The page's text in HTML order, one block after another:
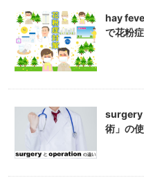
hay
で花粉
surgery
術」の